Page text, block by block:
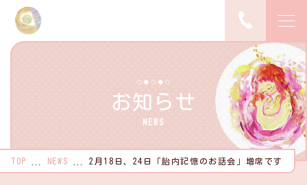
TOP
ピックアップ
サービス紹介
サービス詳細
お知らせ
NEWS
TOP NEWS 2月18日、24日「胎内記憶のお話会」増席です